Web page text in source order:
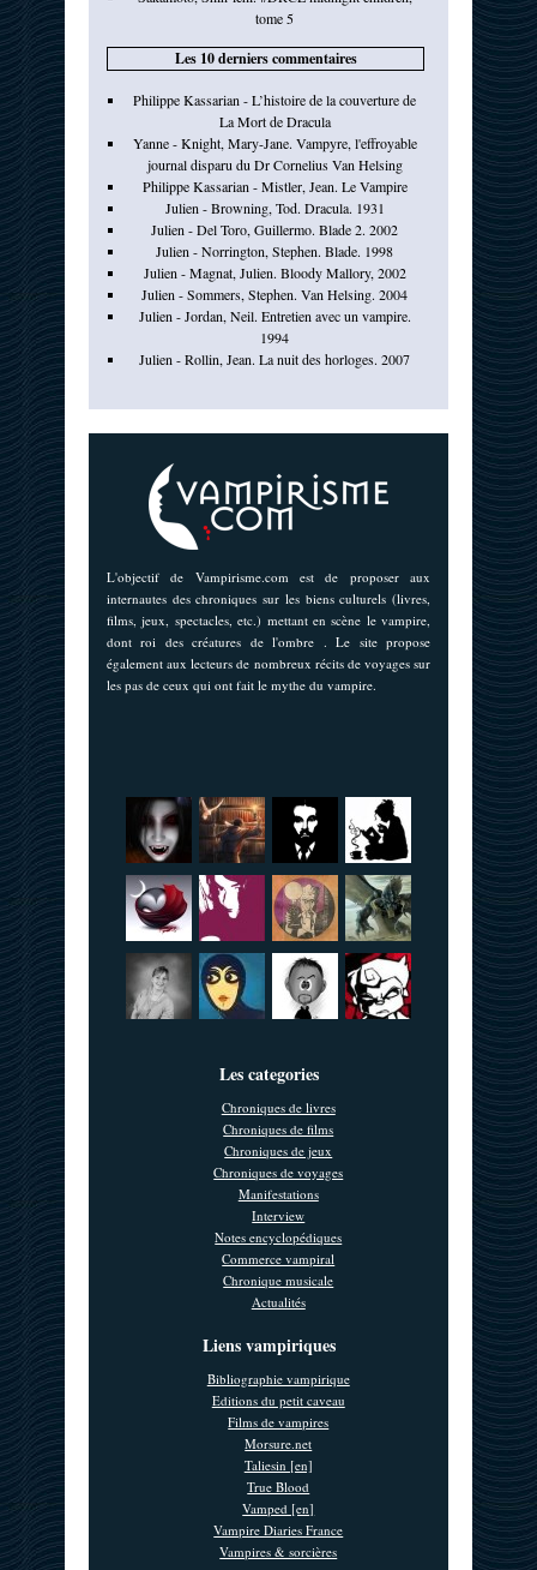
tome 5
Les 10 derniers commentaires
Philippe Kassarian - L’histoire de la couverture de
La Mort de Dracula
Yanne - Knight, Mary-Jane. Vampyre, l'effroyable
journal disparu du Dr Cornelius Van Helsing
Philippe Kassarian - Mistler, Jean. Le Vampire
Julien - Browning, Tod. Dracula. 1931
Julien - Del Toro, Guillermo. Blade 2. 2002
Julien - Norrington, Stephen. Blade. 1998
Julien - Magnat, Julien. Bloody Mallory, 2002
Julien - Sommers, Stephen. Van Helsing. 2004
Julien - Jordan, Neil. Entretien avec un vampire.
1994
Julien - Rollin, Jean. La nuit des horloges. 2007
L'objectif de Vampirisme.com est de proposer aux
internautes des chroniques sur les biens culturels (livres,
films, jeux, spectacles, etc.) mettant en scène le vampire,
dont roi des créatures de l'ombre . Le site propose
également aux lecteurs de nombreux récits de voyages sur
les pas de ceux qui ont fait le mythe du vampire.
Les categories
Chroniques de livres
Chroniques de films
Chroniques de jeux
Chroniques de voyages
Manifestations
Interview
Notes encyclopédiques
Commerce vampiral
Chronique musicale
Actualités
Liens vampiriques
Bibliographie vampirique
Editions du petit caveau
Films de vampires
Morsure.net
Taliesin [en]
True Blood
Vamped [en]
Vampire Diaries France
Vampires & sorcières